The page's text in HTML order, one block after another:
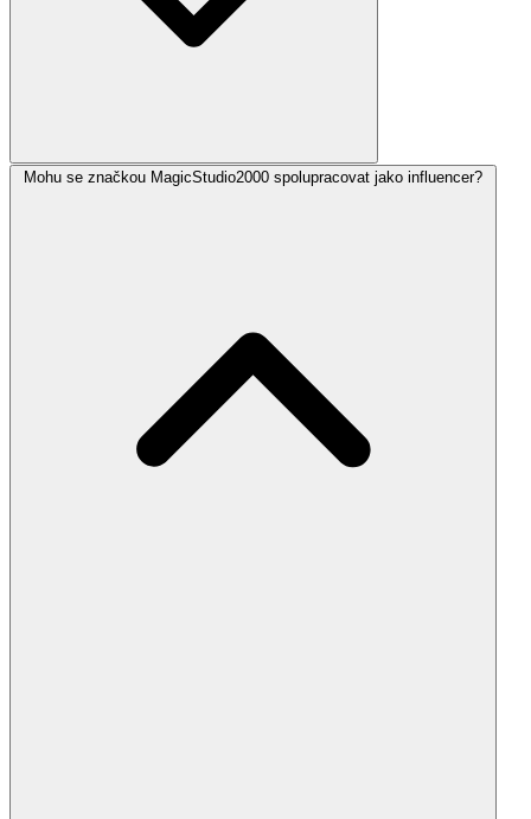
Mohu se značkou MagicStudio2000 spolupracovat jako influencer?